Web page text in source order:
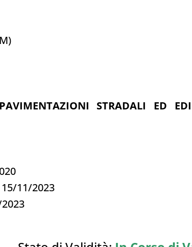
STRADALI ED
11/2023